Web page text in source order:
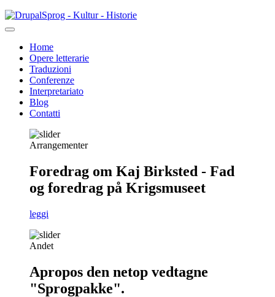
Salta
al
principale
Sprog - Kultur - Historie
Primær
navigation
Home
Opere letterarie
Traduzioni
Conferenze
Interpretariato
Blog
Contatti
Arrangementer
Foredrag om Kaj Birksted - Fad
og foredrag på Krigsmuseet
leggi
Andet
Apropos den netop vedtagne
"Sprogpakke".